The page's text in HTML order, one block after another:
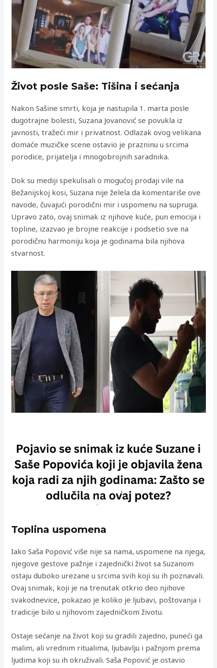
Život posle Saše: Tišina i sećanja
Nakon Sašine smrti, koja je nastupila 1. marta posle
dugotrajne bolesti, Suzana Jovanović se povukla iz
javnosti, tražeći mir i privatnost. Odlazak ovog velikana
domaće muzičke scene ostavio je prazninu u srcima
porodice, prijatelja i mnogobrojnih saradnika.
Dok su mediji spekulisali o mogućoj prodaji vile na
Bežanijskoj kosi, Suzana nije želela da komentariše ove
navode, čuvajući porodični mir i uspomenu na supruga.
Upravo zato, ovaj snimak iz njihove kuće, pun emocija i
topline, izazvao je brojne reakcije i podsetio sve na
porodičnu harmoniju koja je godinama bila njihova
stvarnost.
Toplina uspomena
Iako Saša Popović više nije sa nama, uspomene na njega,
njegove gestove pažnje i zajednički život sa Suzanom
ostaju duboko urezane u srcima svih koji su ih poznavali.
Ovaj snimak, koji je na trenutak otkrio deo njihove
svakodnevice, pokazao je koliko je ljubavi, poštovanja i
tradicije bilo u njihovom zajedničkom životu.
Ostaje sećanje na život koji su gradili zajedno, puneći ga
malim, ali vrednim ritualima, ljubavlju i pažnjom prema
ljudima koji su ih okruživali. Saša Popović je ostavio